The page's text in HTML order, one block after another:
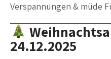
Verspannungen & müde
24.12.2025